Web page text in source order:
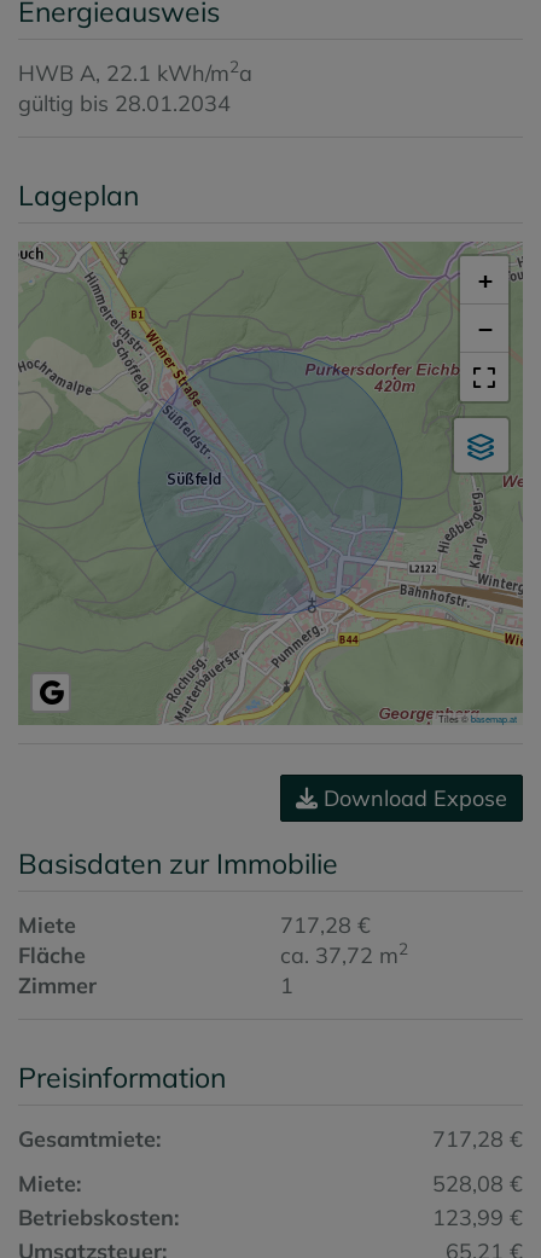
Energieausweis
HWB A, 22.1 kWh/m2a
gültig bis 28.01.2034
Lageplan
+
−
Tiles ©basemap.at
Download Expose
Basisdaten zur Immobilie
Miete
717,28 €
Fläche
ca. 37,72 m2
Zimmer 1
Preisinformation
Gesamtmiete:
717,28 €
Miete:
528,08 €
Betriebskosten:
123,99 €
Umsatzsteuer:
65,21 €